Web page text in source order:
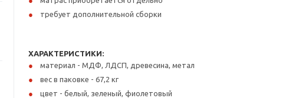
требует дополнительной сборки
ХАРАКТЕРИСТИКИ:
материал - МДФ, ЛДСП, древесина, метал
вес в паковке - 67,2 кг
цвет - белый, зеленый, фиолетовый